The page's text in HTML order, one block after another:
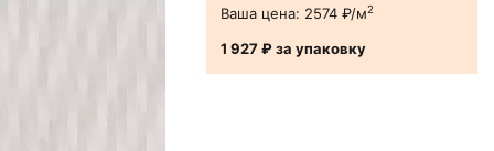
Ваша цена: 2574 ₽/м2
1 927 ₽за упаковку